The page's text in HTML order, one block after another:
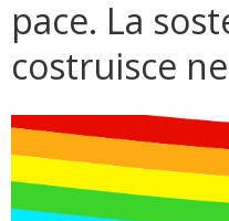
pace. La
costruisce